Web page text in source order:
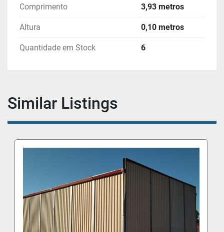
Comprimento 3,93 metros
Altura 0,10 metros
Quantidade em Stock 6
Similar Listings